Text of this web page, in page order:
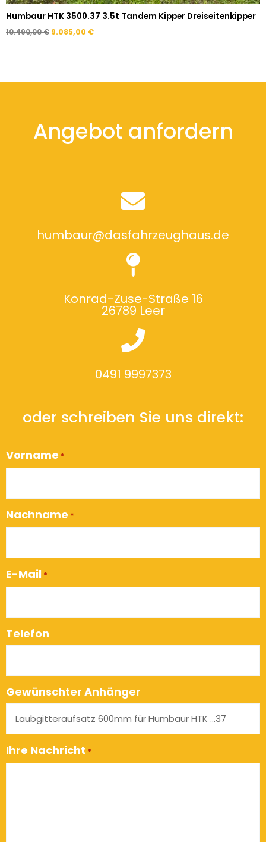
Humbaur HTK 3500.37 3.5t Tandem Kipper Dreiseitenkipper
10.490,00€ 9.085,00 €
Angebot anfordern
humbaur@dasfahrzeughaus.de
Konrad-Zuse-Straße 16
26789 Leer
0491 9997373
oder schreiben Sie uns direkt:
Vorname *
Nachname *
E-Mail *
Telefon
Gewünschter Anhänger
Ihre Nachricht *